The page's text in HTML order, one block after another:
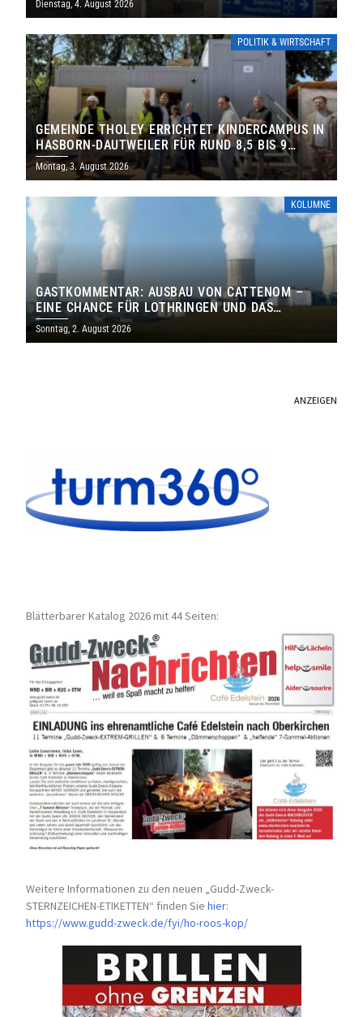
Dienstag, 4. August 2026
POLITIK & WIRTSCHAFT
GEMEINDE THOLEY ERRICHTET KINDERCAMPUS IN
HASBORN-DAUTWEILER FÜR RUND 8,5 BIS 9
MILLIONEN EURO
Montag, 3. August 2026
KOLUMNE
GASTKOMMENTAR: AUSBAU VON CATTENOM –
EINE CHANCE FÜR LOTHRINGEN UND DAS
SAARLAND
Sonntag, 2. August 2026
ANZEIGEN
Blätterbarer Katalog 2026 mit 44 Seiten:
Weitere Informationen zu den neuen „Gudd-Zweck-
STERNZEICHEN-ETIKETTEN“ finden Siehier:
https://www.gudd-zweck.de/fyi/ho-roos-kop/